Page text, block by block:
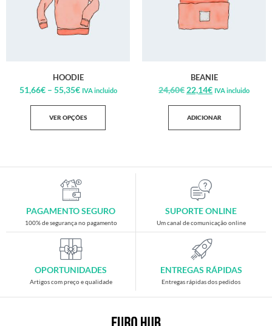
HOODIE
51,66€ – 55,35€ IVA incluido
VER OPÇÕES
BEANIE
24,60€ 22,14€ IVA incluido
ADICIONAR
PAGAMENTO SEGURO
100% de segurança no pagamento
SUPORTE ONLINE
Um canal de comunicação online
OPORTUNIDADES
Artigos com preço e qualidade
ENTREGAS RÁPIDAS
Entregas rápidas dos pedidos